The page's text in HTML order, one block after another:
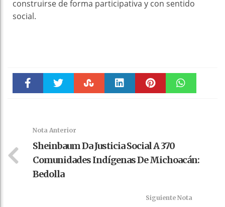
construirse de forma participativa y con sentido
social.
Nota Anterior
Sheinbaum Da Justicia Social A 370
Comunidades Indígenas De Michoacán:
Bedolla
Siguiente Nota